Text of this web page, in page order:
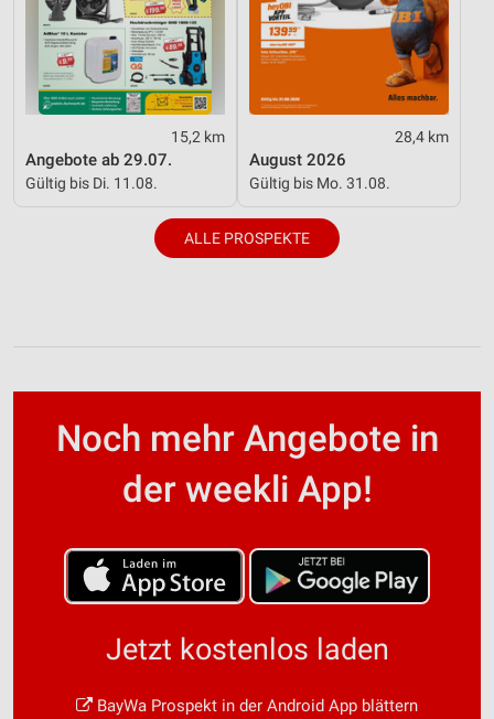
15,2 km
Angebote ab 29.07.
Gültig bis Di. 11.08.
28,4 km
August 2026
Gültig bis Mo. 31.08.
ALLE PROSPEKTE
Noch mehr Angebote in
der weekli App!
Jetzt kostenlos laden
BayWa Prospekt in der Android App blättern